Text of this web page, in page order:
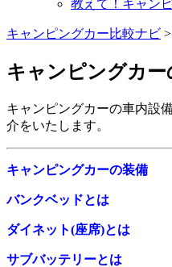
教えて！キャン
キャンピングカー比較ナビ >
キャンピングカー
キャンピングカーの車内設
介をいたします。
キャンピングカーの装備
バンクベッドとは
ダイネット(座席)とは
サブバッテリーとは